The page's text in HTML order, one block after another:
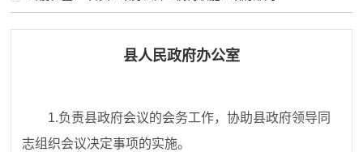
县人民政府办公室
1.负责县政府会议的会务工作，协助县政府领导同
志组织会议决定事项的实施。